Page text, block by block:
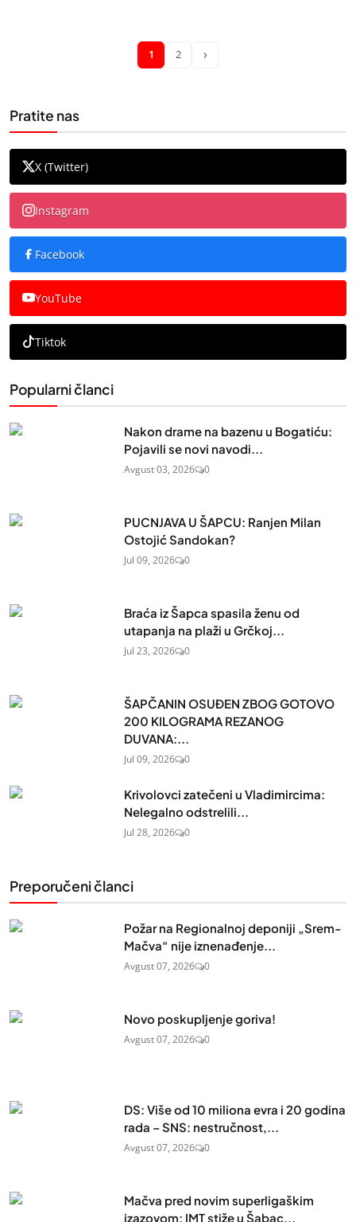
1 2 ›
Pratite nas
X (Twitter)
Instagram
Facebook
YouTube
Tiktok
Popularni članci
Nakon drame na bazenu u Bogatiću:
Pojavili se novi navodi...
Avgust 03, 2026 0
PUCNJAVA U ŠAPCU: Ranjen Milan
Ostojić Sandokan?
Jul 09, 2026 0
Braća iz Šapca spasila ženu od
utapanja na plaži u Grčkoj...
Jul 23, 2026 0
ŠAPČANIN OSUĐEN ZBOG GOTOVO
200 KILOGRAMA REZANOG
DUVANA:...
Jul 09, 2026 0
Krivolovci zatečeni u Vladimircima:
Nelegalno odstrelili...
Jul 28, 2026 0
Preporučeni članci
Požar na Regionalnoj deponiji „Srem-
Mačva“ nije iznenađenje...
Avgust 07, 2026 0
Novo poskupljenje goriva!
Avgust 07, 2026 0
DS: Više od 10 miliona evra i 20 godina
rada – SNS: nestručnost,...
Avgust 07, 2026 0
Mačva pred novim superligaškim
izazovom: IMT stiže u Šabac...